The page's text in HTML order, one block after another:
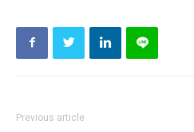
Previous article